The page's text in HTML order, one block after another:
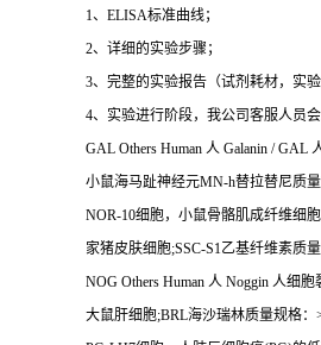
1、 ELISA标准曲线；
2、详细的实验步骤；
3、完整的实验报告（试剂耗材，实
4、实验进行阶段，我公司客服人员
GAL Others Human 人 Galanin / GAL
小鼠海马趾神经元MN-h替拉替尼质量
NOR-10细胞，小鼠骨骼肌成纤维细胞
家猪皮肤细胞;SSC-S1 乙基纤维素质量
NOG Others Human 人 Noggin 人细胞
大鼠肝细胞;BRL海沙瑞林质量规格：